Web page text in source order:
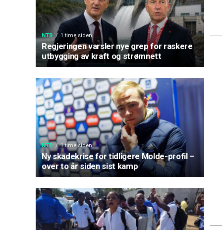
NTB 1 time siden
Regjeringen varsler nye grep for raskere
utbygging av kraft og strømnett
NTB 1 time siden
Ny skadekrise for tidligere Molde-profil –
over to år siden sist kamp